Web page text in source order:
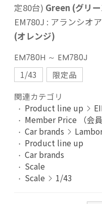
定80台) Green (グリ
EM780J : アランシオ
(オレンジ)
EM780H ～ EM780J
1/43
限定品
関連カテゴリ
Product line up
Member Price （会員
Car brands
Product line up
Car brands
Scale
Scale
1/43